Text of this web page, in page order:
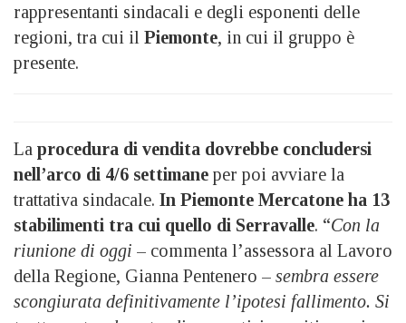
rappresentanti sindacali e degli esponenti delle
regioni, tra cui il Piemonte, in cui il gruppo è
presente.
La procedura di vendita dovrebbe concludersi
nell’arco di 4/6 settimane per poi avviare la
trattativa sindacale. In Piemonte Mercatone ha 13
stabilimenti tra cui quello di Serravalle. “Con la
riunione di oggi – commenta l’assessora al Lavoro
della Regione, Gianna Pentenero – sembra essere
scongiurata definitivamente l’ipotesi fallimento. Si